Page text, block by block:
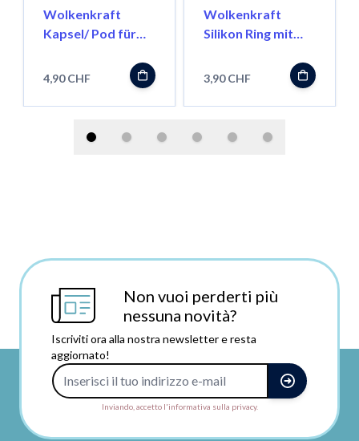
Wolkenkraft
Kapsel/ Pod für
Äris
4,90 CHF
Wolkenkraft
Silikon Ring mit
3,90 CHF
Non vuoi perderti più
nessuna novità?
Iscriviti ora alla nostra newsletter e resta
aggiornato!
Inviando, accetto l'informativa sulla privacy.